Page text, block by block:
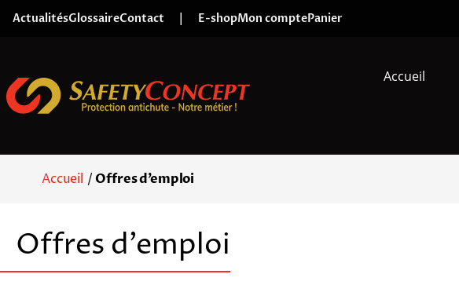
Skip to content
ActualitésGlossaireContact E-shopMon comptePanier
Accueil
Accueil /Offres d’emploi
Offres d’emploi